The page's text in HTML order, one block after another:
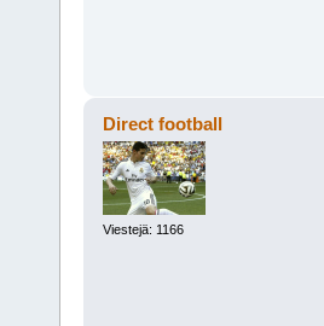
Direct football
Viestejä: 1166